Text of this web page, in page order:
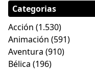
Categorias
Acción (1.530)
Animación (591)
Aventura (910)
Bélica (196)